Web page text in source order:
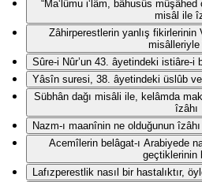
“Ma‘lûmu i‘lâm, bâhusûs
misâl ile
Zâhirperestlerin yanlış fikirlerinin
misâlleriyle
Sûre-i Nûr’un 43. âyetindeki istiâre-i
Yâsîn suresi, 38. âyetindeki üslûb
Sübhân dağı misâli ile, kelâmda
îzâhı
Nazm-ı maanînin ne olduğunun îzâhı
Acemîlerin belâgat-ı Arabiyede
geçtiklerinin
Lafızperestlik nasıl bir hastalıktır,